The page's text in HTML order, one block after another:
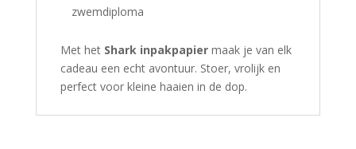
zwemdiploma
Met het Shark inpakpapiermaak je van elk
cadeau een echt avontuur. Stoer, vrolijk en
perfect voor kleine haaien in de dop.